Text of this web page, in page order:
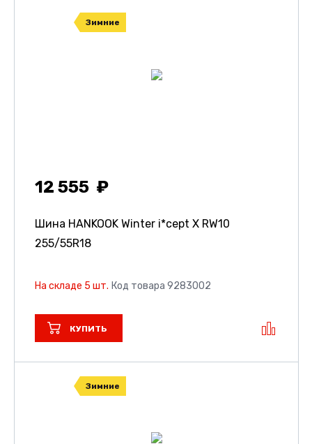
Зимние
12 555
Шина HANKOOK Winter i*cept X RW10
255/55R18
На складе 5 шт. Код товара 9283002
КУПИТЬ
Зимние